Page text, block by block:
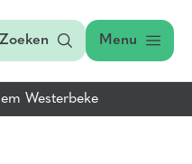
Zoeken Menu
Westerbeke